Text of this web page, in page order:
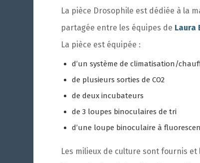
La pièce Drosophile est dédiée à la
partagée entre les équipes de Laura
La pièce est équipée :
d’un système de climatisation/
de plusieurs sorties de CO2
de deux incubateurs
de 3 loupes binoculaires de tri
d’une loupe binoculaire à
Les milieux de culture sont fournis et